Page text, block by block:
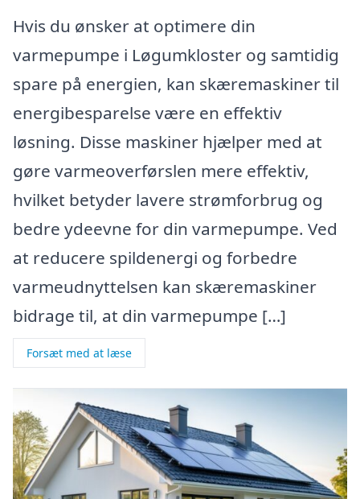
Hvis du ønsker at optimere din
varmepumpe i Løgumkloster og samtidig
spare på energien, kan skæremaskiner til
energibesparelse være en effektiv
løsning. Disse maskiner hjælper med at
gøre varmeoverførslen mere effektiv,
hvilket betyder lavere strømforbrug og
bedre ydeevne for din varmepumpe. Ved
at reducere spildenergi og forbedre
varmeudnyttelsen kan skæremaskiner
bidrage til, at din varmepumpe […]
Forsæt med at læse